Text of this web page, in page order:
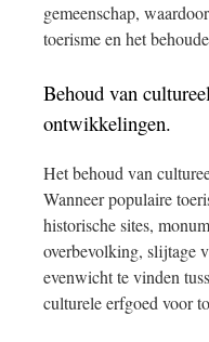
gemeenschap,
toerisme en het
Behoud van
ontwikkelingen.
Het behoud van
Wanneer populaire
historische sites,
overbevolking, slijtage
evenwicht te vinden
culturele erfgoed voor